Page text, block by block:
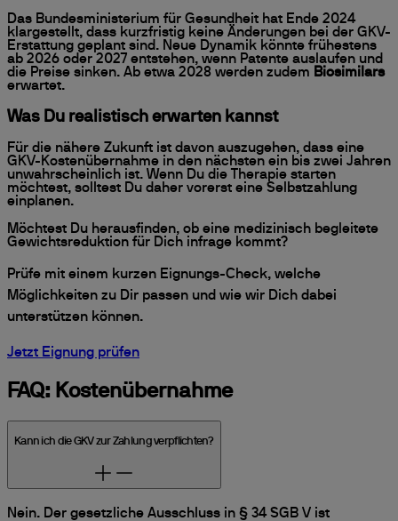
Das Bundesministerium für Gesundheit hat Ende 2024
klargestellt, dass kurzfristig keine Änderungen bei der GKV-
Erstattung geplant sind. Neue Dynamik könnte frühestens
ab 2026 oder 2027 entstehen, wenn Patente auslaufen und
die Preise sinken. Ab etwa 2028 werden zudem Biosimilars
erwartet.
Was Du realistisch erwarten kannst
Für die nähere Zukunft ist davon auszugehen, dass eine
GKV-Kostenübernahme in den nächsten ein bis zwei Jahren
unwahrscheinlich ist. Wenn Du die Therapie starten
möchtest, solltest Du daher vorerst eine Selbstzahlung
einplanen.
Möchtest Du herausfinden, ob eine medizinisch begleitete
Gewichtsreduktion für Dich infrage kommt?
Prüfe mit einem kurzen Eignungs-Check, welche
Möglichkeiten zu Dir passen und wie wir Dich dabei
unterstützen können.
Jetzt Eignung prüfen
FAQ: Kostenübernahme
Kann ich die GKV zur Zahlung verpflichten?
Nein. Der gesetzliche Ausschluss in § 34 SGB V ist